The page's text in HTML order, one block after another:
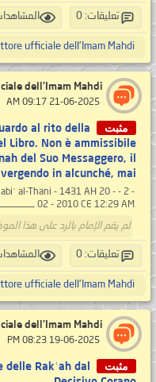
تعليقات: 0 المشاهدات:
ufficiale dell'Imam Mahdi
dell'Imam Mahdi
مثبت
al rito della
Libro. Non è ammissibile
del Suo Messaggero, il
in alcunché, mai..."
al-Thani - 1431 AH 20 -
02 - 2010 CE 12:29 AM ـــــــــــــــــــــ In verità, la...
لم يقم الإمام بالرد على هذا
تعليقات: 0 المشاهدات:
ufficiale dell'Imam Mahdi
dell'Imam Mahdi
مثبت
Rakʿah dal